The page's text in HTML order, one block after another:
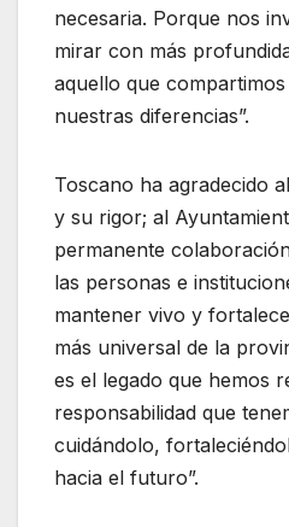
necesaria. Porque nos
mirar con más
aquello que
nuestras diferencias”.
Toscano ha agradecido
y su rigor; al
permanente
las personas e
mantener vivo y
más universal de la
es el legado que hemos
responsabilidad que
cuidándolo,
hacia el futuro”.